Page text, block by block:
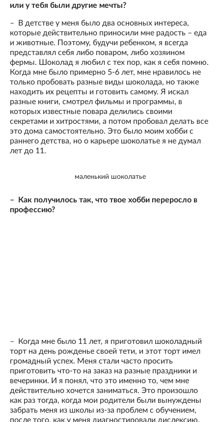
или у тебя были другие мечты?
– В детстве у меня было два основных интереса,
которые действительно приносили мне радость – еда
и животные. Поэтому, будучи ребенком, я всегда
представлял себя либо поваром, либо хозяином
фермы. Шоколад я любил с тех пор, как я себя помню.
Когда мне было примерно 5-6 лет, мне нравилось не
только пробовать разные виды шоколада, но также
находить их рецепты и готовить самому. Я искал
разные книги, смотрел фильмы и программы, в
которых известные повара делились своими
секретами и хитростями, а потом пробовал делать все
это дома самостоятельно. Это было моим хобби с
раннего детства, но о карьере шоколатье я не думал
лет до 11.
маленький шоколатье
– Как получилось так, что твое хобби переросло в
профессию?
– Когда мне было 11 лет, я приготовил шоколадный
торт на день рожденье своей тети, и этот торт имел
громадный успех. Меня стали часто просить
приготовить что-то на заказ на разные праздники и
вечеринки. И я понял, что это именно то, чем мне
действительно хочется заниматься. Это произошло
как раз тогда, когда мои родители были вынуждены
забрать меня из школы из-за проблем с обучением,
после того, как у меня диагностировали дислексию,